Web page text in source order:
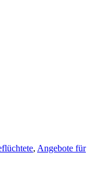
, Angebote für